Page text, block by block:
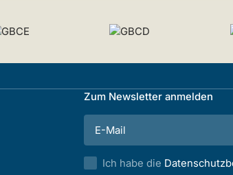
Zum Newsletter anmelden
Ich habe die